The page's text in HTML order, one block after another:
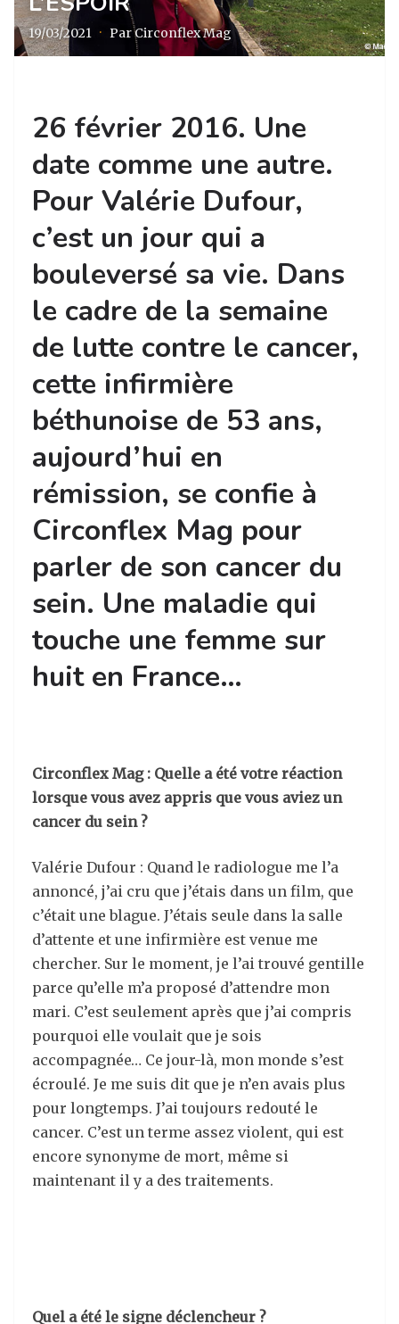
19/03/2021 · Par Circonflex Mag
26 février 2016. Une
date comme une autre.
Pour Valérie Dufour,
c’est un jour qui a
bouleversé sa vie. Dans
le cadre de la semaine
de lutte contre le cancer,
cette infirmière
béthunoise de 53 ans,
aujourd’hui en
rémission, se confie à
Circonflex Mag pour
parler de son cancer du
sein. Une maladie qui
touche une femme sur
huit en France…
Circonflex Mag : Quelle a été votre réaction
lorsque vous avez appris que vous aviez un
cancer du sein ?
Valérie Dufour : Quand le radiologue me l’a
annoncé, j’ai cru que j’étais dans un film, que
c’était une blague. J’étais seule dans la salle
d’attente et une infirmière est venue me
chercher. Sur le moment, je l’ai trouvé gentille
parce qu’elle m’a proposé d’attendre mon
mari. C’est seulement après que j’ai compris
pourquoi elle voulait que je sois
accompagnée… Ce jour-là, mon monde s’est
écroulé. Je me suis dit que je n’en avais plus
pour longtemps. J’ai toujours redouté le
cancer. C’est un terme assez violent, qui est
encore synonyme de mort, même si
maintenant il y a des traitements.
Quel a été le signe déclencheur ?